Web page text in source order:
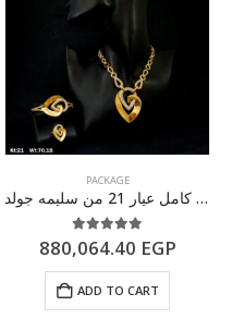
PACKAGE
طقم ذهب كامل عيار 21 من سليمه جولد
5.00out of 5
880,064.40 EGP
ADD TO CART